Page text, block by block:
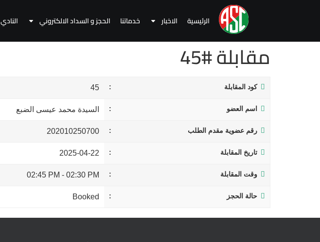
الرئيسية الاخبار خدماتنا الحجز و السداد الالكتروني النادي
مقابلة #45
كود المقابلة 45
اسم العضو السيدة محمد عيسى الضبع
رقم عضوية مقدم الطلب 202010250700
تاريخ المقابلة 2025-04-22
وقت المقابلة 02:30 PM
-
02:45 PM
حالة الحجز Booked